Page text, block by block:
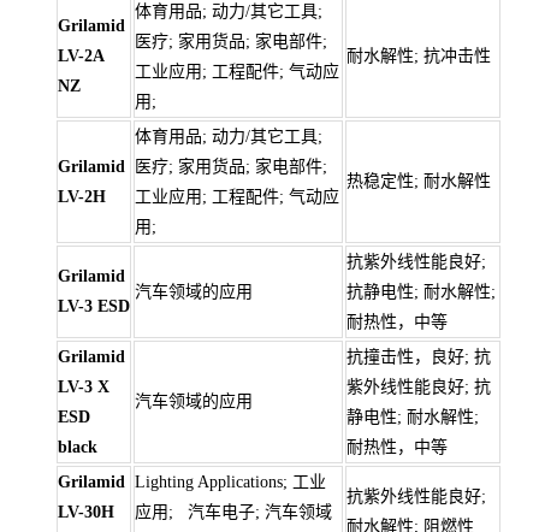
Grilamid
LV-2A
NZ
体育用品; 动力/其它工具;
医疗; 家用货品; 家电部件;
工业应用; 工程配件; 气动应
用;
耐水解性; 抗冲击性
Grilamid
LV-2H
体育用品; 动力/其它工具;
医疗; 家用货品; 家电部件;
工业应用; 工程配件; 气动应
用;
热稳定性; 耐水解性
Grilamid
LV-3 ESD
汽车领域的应用
抗紫外线性能良好;
抗静电性; 耐水解性;
耐热性，中等
Grilamid
LV-3 X
ESD
black
汽车领域的应用
抗撞击性，良好; 抗
紫外线性能良好; 抗
静电性; 耐水解性;
耐热性，中等
Grilamid
LV-30H
Lighting Applications; 工业
应用; 汽车电子; 汽车领域
抗紫外线性能良好;
耐水解性; 阻燃性